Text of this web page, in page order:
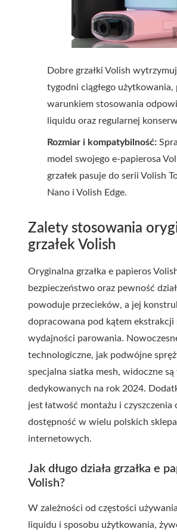
Dobre grzałki Volish
tygodni ciągłego użytkowania,
warunkiem stosowania
liquidu oraz regularnej
Rozmiar i kompatybilność:
model swojego e-papierosa
grzałek pasuje do serii Volish
Nano i Volish Edge.
Zalety stosowania
grzałek Volish
Oryginalna grzałka e papieros
bezpieczeństwo oraz pewność
powoduje przecieków, a jej
dopracowana pod kątem ekstrakcji
wydajności parowania.
technologiczne, jak podwójne
specjalna siatka mesh, widoczne są
dedykowanych na rok 2024.
jest łatwość montażu i czyszczenia
dostępność w wielu polskich
internetowych.
Jak długo działa grzałka e
Volish?
W zależności od częstości
liquidu i sposobu użytkowania,